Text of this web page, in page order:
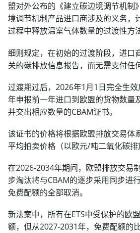
盟对外公布的《建立碳边境调节机制
境调节机制产品进口商涉及的义务，
过程中释放温室气体数量的过渡性方
细则规定，在初始的过渡阶段，进口
关的碳排放信息报告，而无需支付任
过渡期过后，2026年1月1日完全生
年申报前一年进口到欧盟的货物数量
并交出相应数量的CBAM证书。
该证书的价格将根据欧盟排放交易体
平均拍卖价格（以欧元/吨二氧化碳排
在2026-2034年期间，欧盟排放交易
步淘汰将与CBAM的逐步采用同步进
免费配额的全部取消。
新法案中，所有在ETS中受保护的欧
额，但从2027-2031年，免费配额的